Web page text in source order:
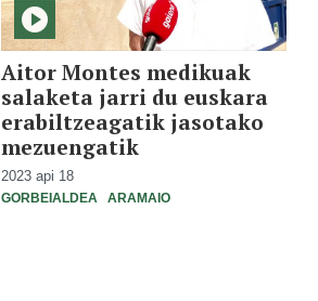
Aitor Montes medikuak
salaketa jarri du euskara
erabiltzeagatik jasotako
mezuengatik
2023 api 18
GORBEIALDEA ARAMAIO